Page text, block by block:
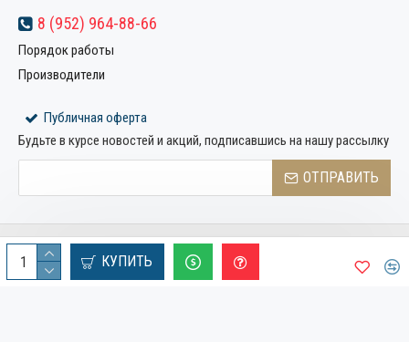
КУПИТЬ
8 (952) 964-88-66
Порядок работы
Производители
Публичная оферта
Будьте в курсе новостей и акций, подписавшись на нашу рассылку
ОТПРАВИТЬ
Copyright © 2022, Компания «Металлстрой32», Все права
защищены